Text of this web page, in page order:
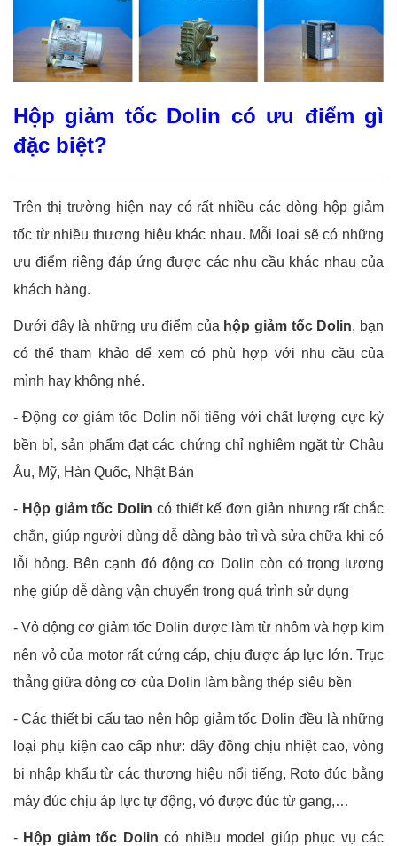
Hộp giảm tốc Dolin có ưu điểm gì
đặc biệt?
Trên thị trường hiện nay có rất nhiều các dòng hộp giảm
tốc từ nhiều thương hiệu khác nhau. Mỗi loại sẽ có những
ưu điểm riêng đáp ứng được các nhu cầu khác nhau của
khách hàng.
Dưới đây là những ưu điểm của hộp giảm tốc Dolin, bạn
có thể tham khảo để xem có phù hợp với nhu cầu của
mình hay không nhé.
- Động cơ giảm tốc Dolin nổi tiếng với chất lượng cực kỳ
bền bỉ, sản phẩm đạt các chứng chỉ nghiêm ngặt từ Châu
Âu, Mỹ, Hàn Quốc, Nhật Bản
- Hộp giảm tốc Dolin có thiết kế đơn giản nhưng rất chắc
chắn, giúp người dùng dễ dàng bảo trì và sửa chữa khi có
lỗi hỏng. Bên cạnh đó động cơ Dolin còn có trọng lượng
nhẹ giúp dễ dàng vận chuyển trong quá trình sử dụng
- Vỏ động cơ giảm tốc Dolin được làm từ nhôm và hợp kim
nên vỏ của motor rất cứng cáp, chịu được áp lực lớn. Trục
thẳng giữa động cơ của Dolin làm bằng thép siêu bền
- Các thiết bị cấu tạo nên hộp giảm tốc Dolin đều là những
loại phụ kiện cao cấp như: dây đồng chịu nhiệt cao, vòng
bi nhập khẩu từ các thương hiệu nổi tiếng, Roto đúc bằng
máy đúc chịu áp lực tự động, vỏ được đúc từ gang,…
- Hộp giảm tốc Dolin có nhiều model giúp phục vụ các